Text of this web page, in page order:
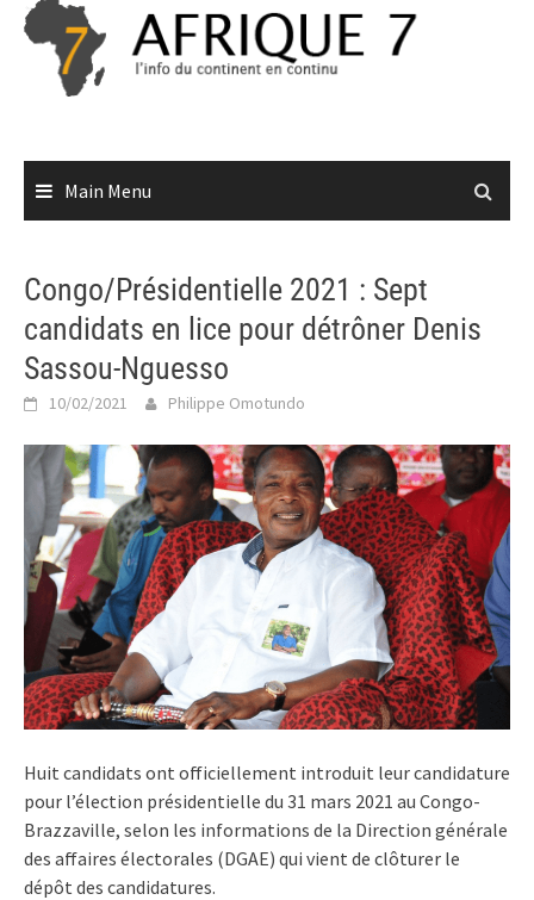
Skip
content
Main Menu
Congo/Présidentielle 2021 : Sept
candidats en lice pour détrôner Denis
Sassou-Nguesso
10/02/2021 Philippe Omotundo
Huit candidats ont officiellement introduit leur candidature
pour l’élection présidentielle du 31 mars 2021 au Congo-
Brazzaville, selon les informations de la Direction générale
des affaires électorales (DGAE) qui vient de clôturer le
dépôt des candidatures.